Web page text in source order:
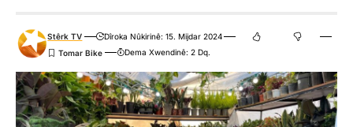
Stêrk TV
Dîroka Nûkirinê: 15. Mijdar 2024
Dema Xwendinê: 2 Dq.